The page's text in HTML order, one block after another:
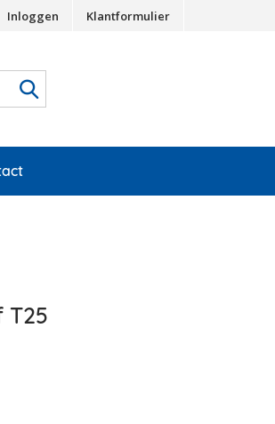
Inloggen Klantformulier
T25